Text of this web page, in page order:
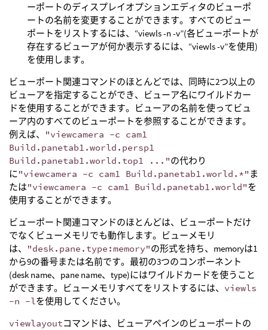
ーポートのディスプレイオプションエディタのビューポ
ートの名前を変更することができます。すべてのビュー
ポートをリストするには、“viewls -n -v”(各ビューポートが
存在するビューアが何か表示するには、“viewls -v”を使用)
を使用します。
ビューポート関連コマンドのほとんどでは、同時に2つ以上の
ビューアを指定することができ、ビューア名にワイルドカー
ドを使用することができます。ビューアの名前を使ってビュ
ーア内のすべてのビューポートを参照することができます。
例えば、
"viewcamera -c cam1
Build.panetab1.world.persp1
Build.panetab1.world.top1 ..."の代わり
に"viewcamera -c cam1 Build.panetab1.world.*" ま
たは"viewcamera -c cam1 Build.panetab1.world"を
使用することができます。
ビューポート関連コマンドのほとんどは、ビューポートだけ
でなくビューメモリでも動作します。ビューメモリ
は、
"desk.pane.type:memory"の形式を持ち、memoryは1
から9の番号または名前です。最初の3つのコンポーネント
(desk name、pane name、type)にはワイルドカードを使うこと
ができます。ビューメモリすべてをリストするには、 viewls
-n -lを使用してください。
viewlayoutコマンドは、ビューアペインのビューポートの